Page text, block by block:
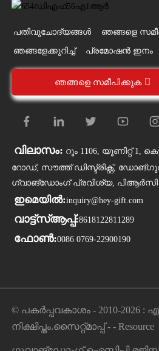
പതിവുചോദ്യങ്ങൾ ഞങ്ങളെ
ഞങ്ങളേക്കുറിച്ച് പ്രമോഷൻ ഇനം
ഞങ്ങളെ സമീപിക്കുക
വിലാസം: റൂം 1106, യൂണിറ്റ് 1,
റോഡ്, സൗത്ത് ഡിസ്ട്രിക്റ്റ്,
ഗ്വാങ്‌ഡോംഗ് പ്രവിശ്യ, പിആർസി
ഇമെയിൽ:inquiry@hey-gift.com
വാട്ട്‌സ്ആപ്പ്:8618122811289
ഫോൺ:0086 0769-22900190
© പകർപ്പവകാശം - 2010-
നിക്ഷിപ്തം.സൈറ്റ്മാപ്പ്- - Resource